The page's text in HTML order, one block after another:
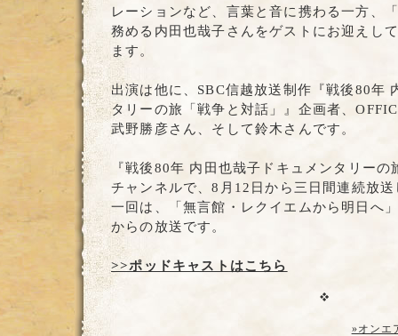
レーションなど、言葉と音に携わる一方、
務める内田也哉子さんをゲストにお迎えし
ます。
出演は他に、SBC信越放送制作『戦後80年
タリーの旅「戦争と対話」』企画者、
武野勝彦さん、そして鈴木さんです。
『戦後80年 内田也哉子ドキュメンタリー
チャンネルで、8月12日から三日間連続放
一回は、「無言館・レクイエムから明日へ
からの放送です。
>>ポッドキャストはこちら
»オンエ